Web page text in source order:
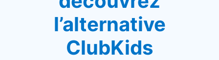
l’alternative
ClubKids